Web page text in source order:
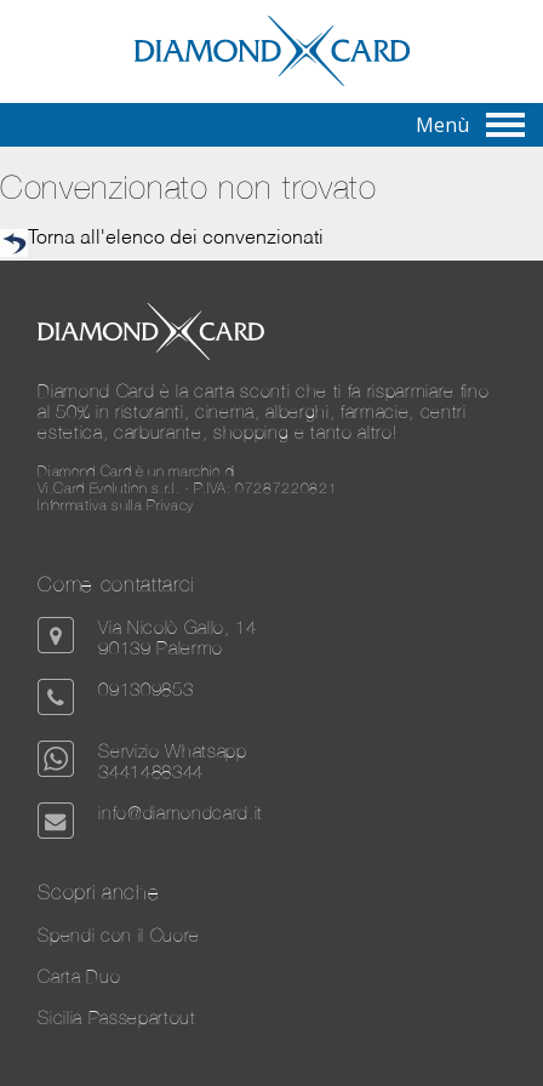
Menù
Convenzionato non trovato
Torna all'elenco dei convenzionati
Diamond Card è la carta sconti che ti fa risparmiare fino
al 50% in ristoranti, cinema, alberghi, farmacie, centri
estetica, carburante, shopping e tanto altro!
Diamond Card è un marchio di
Vi.Card Evolution s.r.l. - P.IVA: 07287220821
Informativa sulla Privacy
Come contattarci
Via Nicolò Gallo, 14
90139 Palermo
091309853
Servizio Whatsapp
3441488344
info@diamondcard.it
Scopri anche
Spendi con il Cuore
Carta Duo
Sicilia Passepartout